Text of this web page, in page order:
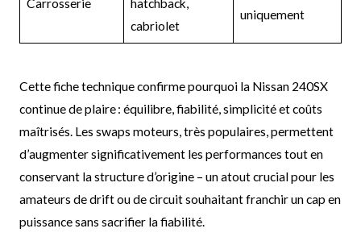
Carrosserie
hatchback,
cabriolet
uniquement
Cette fiche technique confirme pourquoi la Nissan 240SX
continue de plaire : équilibre, fiabilité, simplicité et coûts
maîtrisés. Les swaps moteurs, très populaires, permettent
d’augmenter significativement les performances tout en
conservant la structure d’origine – un atout crucial pour les
amateurs de drift ou de circuit souhaitant franchir un cap en
puissance sans sacrifier la fiabilité.